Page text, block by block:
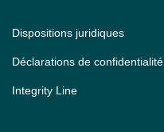
Dispositions juridiques
Déclarations de confidentialité
Integrity Line